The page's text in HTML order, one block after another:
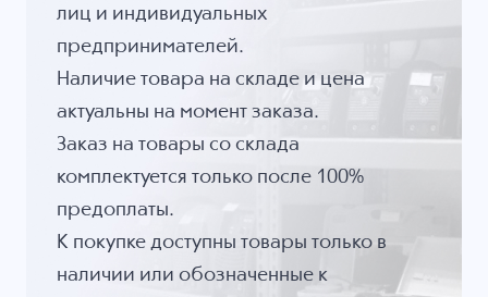
лиц и индивидуальных
предпринимателей.
Наличие товара на складе и цена
актуальны на момент заказа.
Заказ на товары со склада
комплектуется только после 100%
предоплаты.
К покупке доступны товары только в
наличии или обозначенные к